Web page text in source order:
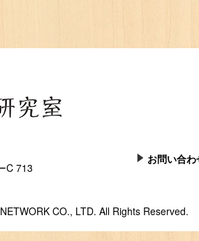
お問い合わ
C 713
CO., LTD. All Rights Reserved.